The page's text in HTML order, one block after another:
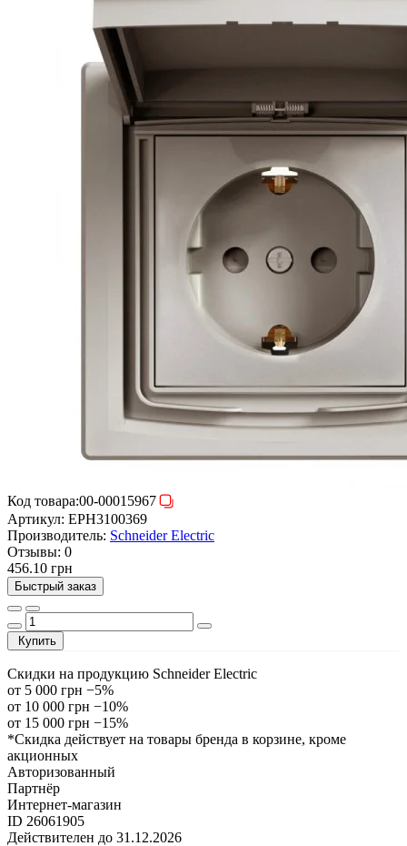
Код товара:00-00015967
Артикул: EPH3100369
Производитель: Schneider Electric
Отзывы: 0
456.10 грн
Быстрый заказ
Купить
Скидки на продукцию Schneider Electric
от 5 000 грн −5%
от 10 000 грн −10%
от 15 000 грн −15%
*Скидка действует на товары бренда в корзине, кроме
акционных
Авторизованный
Партнёр
Интернет-магазин
ID 26061905
Действителен до 31.12.2026